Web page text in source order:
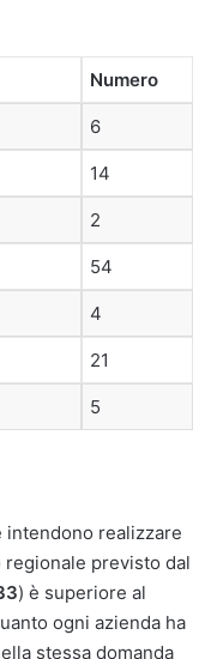
Numero
6
14
2
54
4
21
5
intendono realizzare
previsto dal
) è superiore al
ogni azienda ha
stessa domanda